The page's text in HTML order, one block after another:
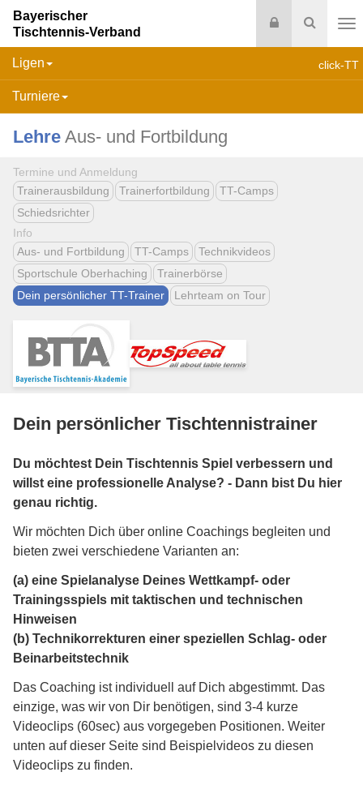
Suche
Login
Bayerischer
Tischtennis-Verband
click-TT
Ligen
Turniere
Lehre Aus- und Fortbildung
Termine und Anmeldung
Trainerausbildung
Trainerfortbildung
TT-Camps
Schiedsrichter
Info
Aus- und Fortbildung
TT-Camps
Technikvideos
Sportschule Oberhaching
Trainerbörse
Dein persönlicher TT-Trainer
Lehrteam on Tour
Dein persönlicher Tischtennistrainer
Du möchtest Dein Tischtennis Spiel verbessern und
willst eine professionelle Analyse? - Dann bist Du hier
genau richtig.
Wir möchten Dich über online Coachings begleiten und
bieten zwei verschiedene Varianten an:
(a) eine Spielanalyse Deines Wettkampf- oder
Trainingsspiels mit taktischen und technischen
Hinweisen
(b) Technikorrekturen einer speziellen Schlag- oder
Beinarbeitstechnik
Das Coaching ist individuell auf Dich abgestimmt. Das
einzige, was wir von Dir benötigen, sind 3-4 kurze
Videoclips (60sec) aus vorgegeben Positionen. Weiter
unten auf dieser Seite sind Beispielvideos zu diesen
Videoclips zu finden.